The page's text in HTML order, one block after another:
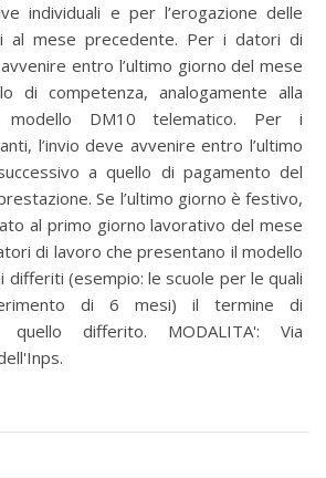
individuali e per l’erogazione delle
al mese precedente. Per i datori di
entro l’ultimo giorno del mese
di competenza, analogamente alla
modello DM10 telematico. Per i
l’invio deve avvenire entro l’ultimo
a quello di pagamento del
Se l’ultimo giorno è festivo,
al primo giorno lavorativo del mese
di lavoro che presentano il modello
differiti (esempio: le scuole per le quali
di 6 mesi) il termine di
quello differito. MODALITA': Via